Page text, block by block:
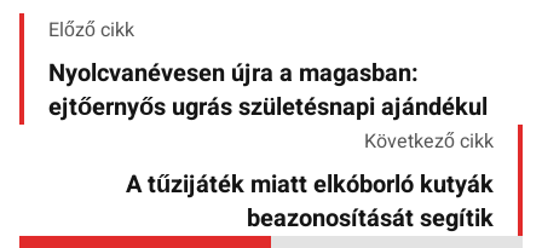
Előző cikk
Nyolcvanévesen újra a magasban:
ejtőernyős ugrás születésnapi ajándékul
Következő cikk
A tűzijáték miatt elkóborló kutyák
beazonosítását segítik